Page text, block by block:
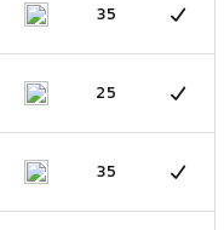
35
25
35